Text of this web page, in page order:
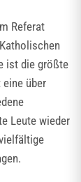
Referat
ist die größte
über
Leute wieder